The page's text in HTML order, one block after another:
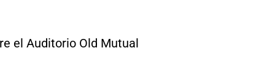
el Auditorio Old Mutual